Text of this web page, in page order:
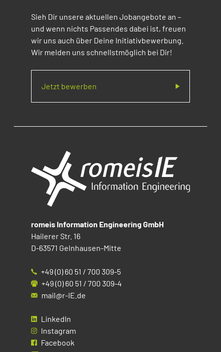
Sieh Dir unsere aktuellen Jobangebote an –
und wenn nichts Passendes dabei ist, freuen
wir uns auch über Deine Initiativbewerbung.
Wir melden uns schnellstmöglich bei Dir!
Jetzt bewerben
romeis Information Engineering GmbH
Hailerer Str. 16
D-63571 Gelnhausen-Mitte
+49 (0) 60 51 / 700 309-5
+49 (0) 60 51 / 700 309-4
mail@r-IE.de
LinkedIn
Instagram
Facebook